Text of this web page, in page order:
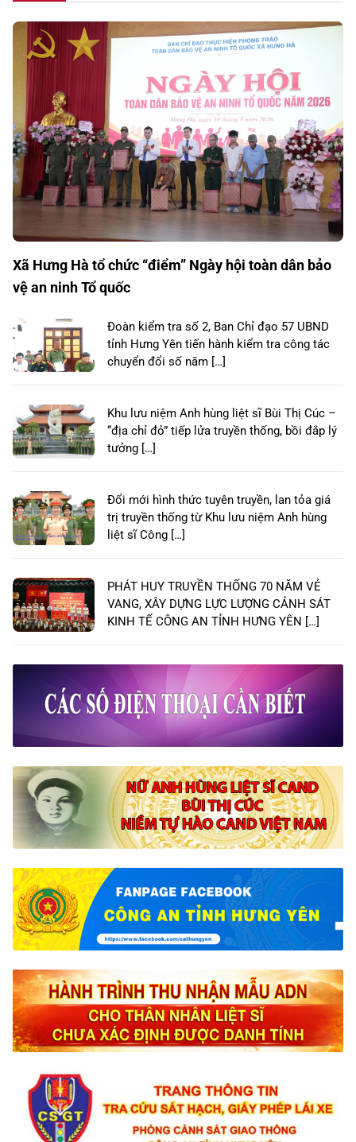
Xã Hưng Hà tổ chức “điểm” Ngày hội toàn dân bảo
vệ an ninh Tổ quốc
Đoàn kiểm tra số 2, Ban Chỉ đạo 57 UBND
tỉnh Hưng Yên tiến hành kiểm tra công tác
chuyển đổi số năm […]
Khu lưu niệm Anh hùng liệt sĩ Bùi Thị Cúc –
“địa chỉ đỏ” tiếp lửa truyền thống, bồi đắp lý
tưởng […]
Đổi mới hình thức tuyên truyền, lan tỏa giá
trị truyền thống từ Khu lưu niệm Anh hùng
liệt sĩ Công […]
PHÁT HUY TRUYỀN THỐNG 70 NĂM VẺ
VANG, XÂY DỰNG LỰC LƯỢNG CẢNH SÁT
KINH TẾ CÔNG AN TỈNH HƯNG YÊN […]